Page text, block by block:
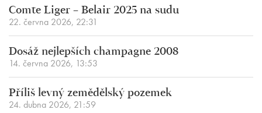
Comte Liger – Belair 2025 na sudu
22. června 2026, 22:31
Dosáž nejlepších champagne 2008
14. června 2026, 13:53
Příliš levný zemědělský pozemek
24. dubna 2026, 21:59